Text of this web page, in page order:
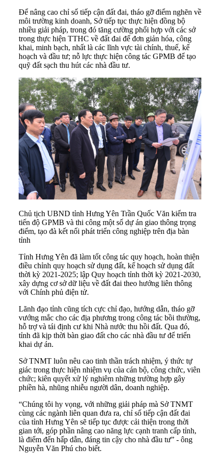
Để nâng cao chỉ số tiếp cận đất đai, tháo gỡ điểm nghẽn về
môi trường kinh doanh, Sở tiếp tục thực hiện đồng bộ
nhiều giải pháp, trong đó tăng cường phối hợp với các sở
trong thực hiện TTHC về đất đai để đơn giản hóa, công
khai, minh bạch, nhất là các lĩnh vực tài chính, thuế, kế
hoạch và đầu tư; nỗ lực thực hiện công tác GPMB để tạo
quỹ đất sạch thu hút các nhà đầu tư.
Chủ tịch UBND tỉnh Hưng Yên Trần Quốc Văn kiểm tra
tiến độ GPMB và thi công một số dự án giao thông trọng
điểm, tạo đà kết nối phát triển công nghiệp trên địa bàn
tỉnh
Tỉnh Hưng Yên đã làm tốt công tác quy hoạch, hoàn thiện
điều chỉnh quy hoạch sử dụng đất, kế hoạch sử dụng đất
thời kỳ 2021-2025; lập Quy hoạch tỉnh thời kỳ 2021-2030,
xây dựng cơ sở dữ liệu về đất đai theo hướng liên thông
với Chính phủ điện tử.
Lãnh đạo tỉnh cũng tích cực chỉ đạo, hướng dẫn, tháo gỡ
vướng mắc cho các địa phương trong công tác bồi thường,
hỗ trợ và tái định cư khi Nhà nước thu hồi đất. Qua đó,
tỉnh đã kịp thời bàn giao đất cho các nhà đầu tư để triển
khai dự án.
Sở TNMT luôn nêu cao tinh thần trách nhiệm, ý thức tự
giác trong thực hiện nhiệm vụ của cán bộ, công chức, viên
chức; kiên quyết xử lý nghiêm những trường hợp gây
phiền hà, nhũng nhiễu người dân, doanh nghiệp.
“Chúng tôi hy vọng, với những giải pháp mà Sở TNMT
cùng các ngành liên quan đưa ra, chỉ số tiếp cận đất đai
của tỉnh Hưng Yên sẽ tiếp tục được cải thiện trong thời
gian tới, góp phần nâng cao năng lực cạnh tranh cấp tỉnh,
là điểm đến hấp dẫn, đáng tin cậy cho nhà đầu tư” - ông
Nguyễn Văn Phú cho biết.